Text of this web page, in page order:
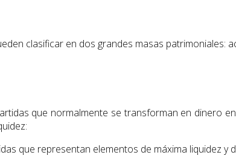
clasificar en dos grandes masas patrimoniales:
que normalmente se transforman en dinero
que representan elementos de máxima liquidez